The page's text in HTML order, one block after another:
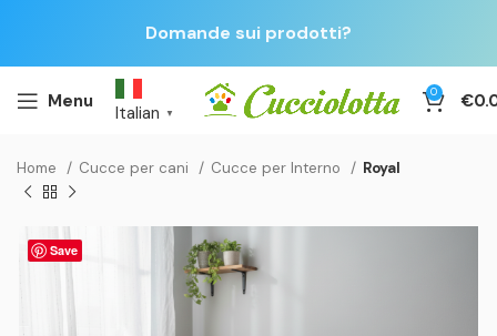
Domande sui prodotti?
Menu
Italian ▼
0 €
Home Cucce per cani Cucce per Interno Royal
Save